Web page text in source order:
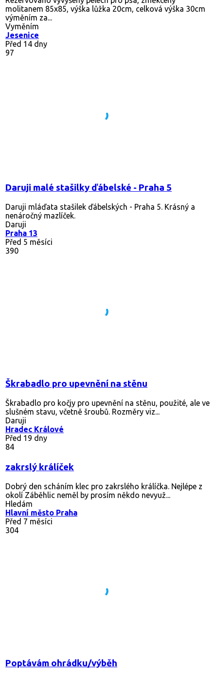
molitanem 85x85, výška lůžka 20cm, celková výška 30cm
výměním za...
Vyměním
Jesenice
Před 14 dny
97
Daruji malé stašilky ďábelské - Praha 5
Daruji mláďata stašilek ďábelských - Praha 5. Krásný a
nenáročný mazlíček.
Daruji
Praha 13
Před 5 měsíci
390
Škrabadlo pro upevnění na stěnu
Škrabadlo pro kočjy pro upevnění na stěnu, použité, ale ve
slušném stavu, včetně šroubů. Rozměry viz...
Daruji
Hradec Králové
Před 19 dny
84
zakrslý králíček
Dobrý den scháním klec pro zakrslého králíčka. Nejlépe z
okolí Záběhlic neměl by prosím někdo nevyuž...
Hledám
Hlavní město Praha
Před 7 měsíci
304
Poptávám ohrádku/výběh